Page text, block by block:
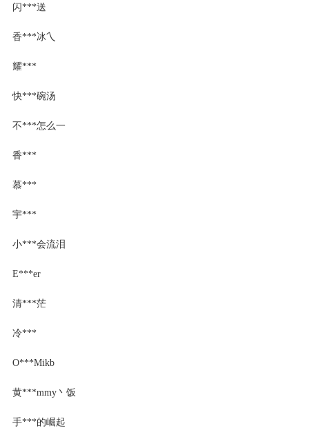
闪***送
香***冰乀
耀***
快***碗汤
不***怎么一
香***
慕***
宇***
小***会流泪
E***er
清***茫
冷***
O***Mikb
黄***mmy丶饭
手***的崛起